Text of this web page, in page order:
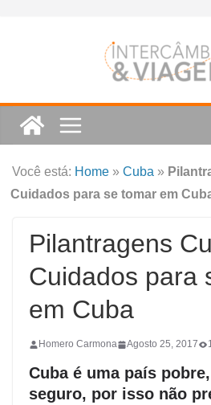
Você está: Home »Cuba »
Cuidados para se tomar em
Pilantragens
Cuidados para
em Cuba
Homero Carmona Agosto 25, 2017
Cuba é uma país
seguro, por isso não